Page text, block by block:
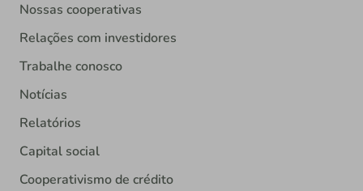
Nossas cooperativas
Relações com investidores
Trabalhe conosco
Notícias
Relatórios
Capital social
Cooperativismo de crédito